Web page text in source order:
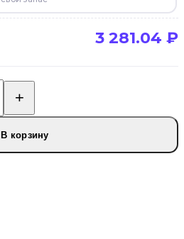
3 281.04 ₽
В корзину